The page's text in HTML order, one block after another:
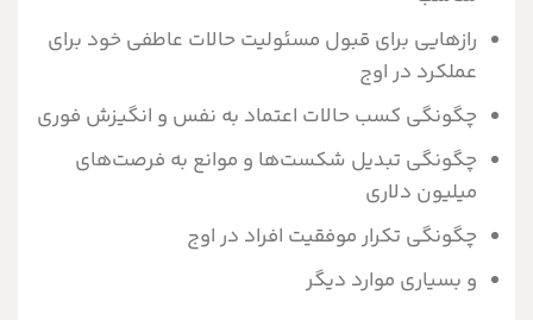
رازهايي براي قبول مسئوليت حالات عاطفي خود براي
عملکرد در اوج
چگونگي کسب حالات اعتماد به نفس و انگيزش فوري
چگونگي تبديل شکست‌ها و موانع به فرصت‌هاي
ميليون دلاري
چگونگي تکرار موفقيت افراد در اوج
و بسياري موارد ديگر